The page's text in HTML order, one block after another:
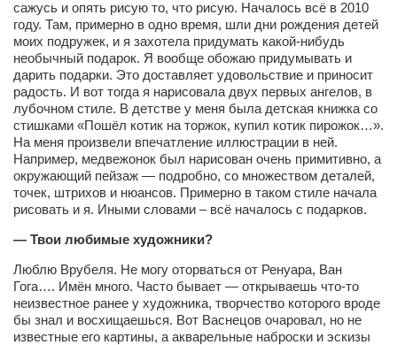
Режиссёры
Художники
Надія Белокур
Анна Гидора
Леонтий Костур
Римма Миленкова
Ирина Проценко
Александр Садовский
Сергей Степанов
Анна Черненко
Марина Фенота
Гостиная
сажусь и опять рисую то, что рисую. Началось всё в 2010
году. Там, примерно в одно время, шли дни рождения детей
моих подружек, и я захотела придумать какой-нибудь
необычный подарок. Я вообще обожаю придумывать и
дарить подарки. Это доставляет удовольствие и приносит
радость. И вот тогда я нарисовала двух первых ангелов, в
лубочном стиле. В детстве у меня была детская книжка со
стишками «Пошёл котик на торжок, купил котик пирожок…».
На меня произвели впечатление иллюстрации в ней.
Например, медвежонок был нарисован очень примитивно, а
окружающий пейзаж — подробно, со множеством деталей,
точек, штрихов и нюансов. Примерно в таком стиле начала
рисовать и я. Иными словами – всё началось с подарков.
— Твои любимые художники?
Люблю Врубеля. Не могу оторваться от Ренуара, Ван
Гога…. Имён много. Часто бывает — открываешь что-то
неизвестное ранее у художника, творчество которого вроде
бы знал и восхищаешься. Вот Васнецов очаровал, но не
известные его картины, а акварельные наброски и эскизы